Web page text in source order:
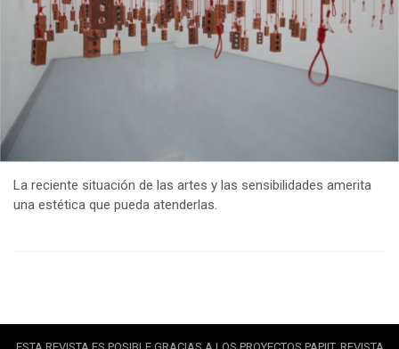
La reciente situación de las artes y las sensibilidades amerita
una estética que pueda atenderlas.